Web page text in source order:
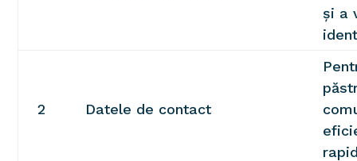
și a
2 Datele de contact